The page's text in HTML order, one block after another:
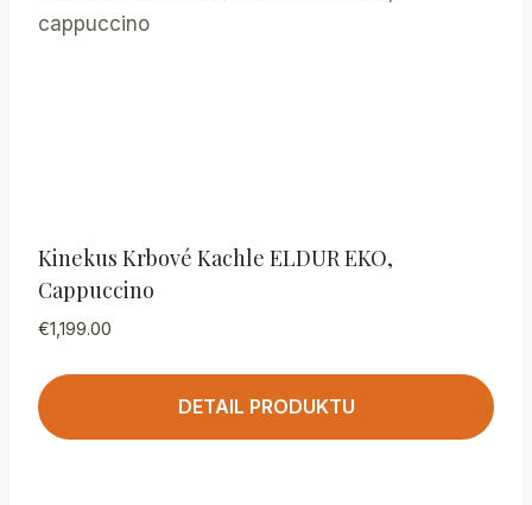
Kinekus Krbové Kachle ELDUR EKO,
Cappuccino
€1,199.00
DETAIL PRODUKTU